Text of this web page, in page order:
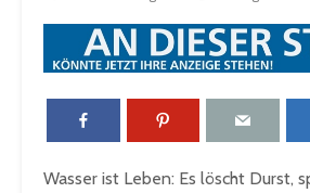
Wasser ist Leben: Es löscht Durst,